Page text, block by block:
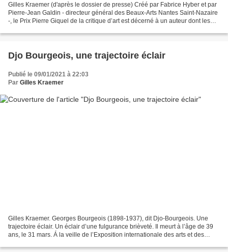
Gilles Kraemer (d'après le dossier de presse) Créé par Fabrice Hyber et par
Pierre-Jean Galdin - directeur général des Beaux-Arts Nantes Saint-Nazaire
-, le Prix Pierre Giquel de la critique d’art est décerné à un auteur dont les
Djo Bourgeois, une trajectoire éclair
Publié le 09/01/2021 à 22:03
Par Gilles Kraemer
Gilles Kraemer. Georges Bourgeois (1898-1937), dit Djo-Bourgeois. Une
trajectoire éclair. Un éclair d’une fulgurance brièveté. Il meurt à l’âge de 39
ans, le 31 mars. Á la veille de l’Exposition internationale des arts et des